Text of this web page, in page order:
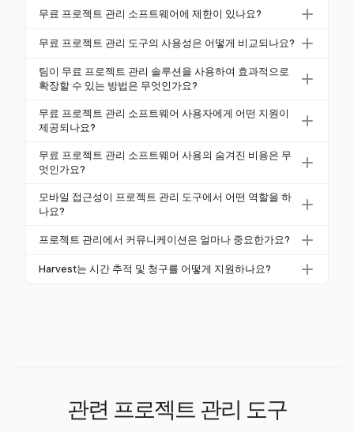
작업 관리, 파일 공유 및 협업 도구와 같은 핵심 기능을
은 필수 뷰를 제공하는지 확인하고, 효율성을 높이기
무료 프로젝트 관리 소프트웨어에 제한이 있나요?
네, 무료 소프트웨어는 종종 저장 용량 제한(100MB에
습니다. 간트 차트나 전담 지원과 같은 고급 기능은 유
료 플랜에만 제공될 수 있습니다.
무료 프로젝트 관리 도구의 사용성은 어떻게 비교되나요?
사용성은 무료 도구마다 크게 다릅니다. 팀과 함께 소
프트웨어를 테스트하여 사용 용이성, 학습 곡선 및 기
다. 팀의 피드백이 선택에 도움이 될 수 있습니다.
팀이 무료 프로젝트 관리 솔루션을 사용하여 효과적으로
확장할 수 있는 방법은 무엇인가요?
효과적으로 확장하려면 명확한 워크플로를 정의하고
모든 팀원이 도구를 일관되게 사용하도록 해야 합니다.
과 커뮤니케이션을 향상시키세요.
무료 프로젝트 관리 소프트웨어 사용자에게 어떤 지원이
제공되나요?
무료 사용자는 일반적으로 커뮤니티 포럼, 사용자 가이
드 및 문서를 통해 지원을 받을 수 있습니다. 전담 고객
전히 유용한 도움을 제공할 수 있습니다.
무료 프로젝트 관리 소프트웨어 사용의 숨겨진 비용은 무
엇인가요?
숨겨진 비용에는 누락된 기능에 대한 수동 작업으로 인
한 시간 손실과 생산성 감소가 포함될 수 있습니다. 무
고려하세요.
모바일 접근성이 프로젝트 관리 도구에서 어떤 역할을 하
나요?
모바일 접근성은 팀이 이동 중에도 프로젝트를 관리할
트 관리에 중요합니다. 이는 더 큰 유연성과 반응성을
프로젝트 관리에서 커뮤니케이션은 얼마나 중요한가요?
커뮤니케이션은 매우 중요하며, 57%의 프로젝트가 커
Harvest는 시간 추적 및 청구를 어떻게 지원하나요?
관련 프로젝트 관리 도구